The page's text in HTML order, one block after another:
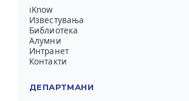
iKnow
Известувања
Библиотека
Алумни
Интранет
Контакти
ДЕПАРТМАНИ